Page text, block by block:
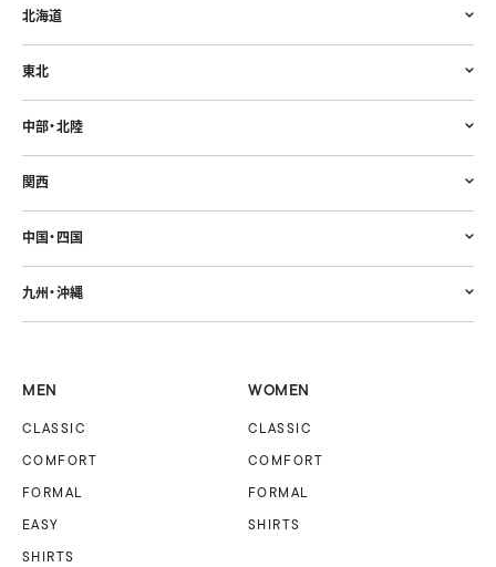
北海道
東北
中部・北陸
関西
中国・四国
九州・沖縄
MEN
CLASSIC
COMFORT
FORMAL
EASY
SHIRTS
WOMEN
CLASSIC
COMFORT
FORMAL
SHIRTS